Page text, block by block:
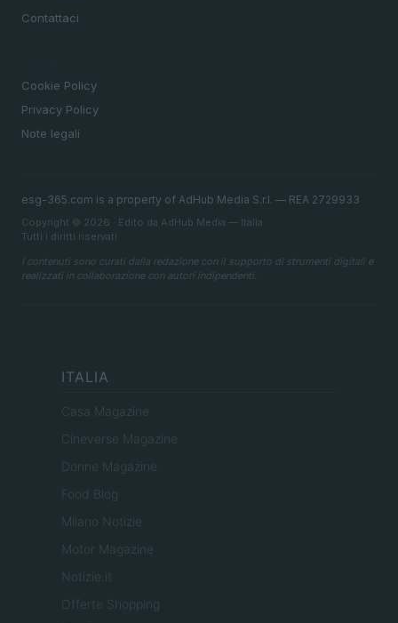
Contattaci
Cookie Policy
Privacy Policy
Note legali
esg-365.com is a property of AdHub Media S.r.l. — REA 2729933
Copyright © 2026 · Edito da AdHub Media — Italia
Tutti i diritti riservati
I contenuti sono curati dalla redazione con il supporto di strumenti digitali e
realizzati in collaborazione con autori indipendenti.
ITALIA
Casa Magazine
Cineverse Magazine
Donne Magazine
Food Blog
Milano Notizie
Motor Magazine
Notizie.it
Offerte Shopping